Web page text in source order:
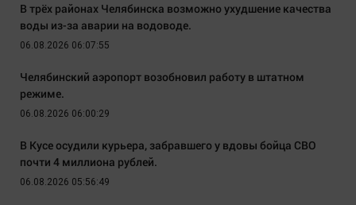
В трёх районах Челябинска возможно ухудшение качества
воды из-за аварии на водоводе.
06.08.2026 06:07:55
Челябинский аэропорт возобновил работу в штатном
режиме.
06.08.2026 06:00:29
В Кусе осудили курьера, забравшего у вдовы бойца СВО
почти 4 миллиона рублей.
06.08.2026 05:56:49